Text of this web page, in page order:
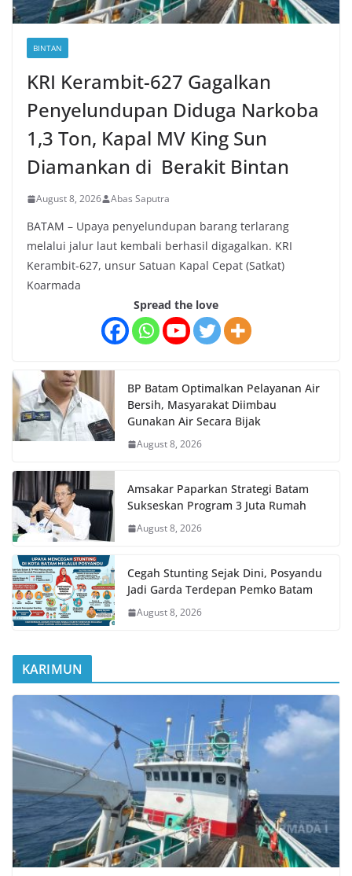
BINTAN
KRI Kerambit-627 Gagalkan
Penyelundupan Diduga Narkoba
1,3 Ton, Kapal MV King Sun
Diamankan di Berakit Bintan
August 8, 2026 Abas Saputra
BATAM – Upaya penyelundupan barang terlarang
melalui jalur laut kembali berhasil digagalkan. KRI
Kerambit-627, unsur Satuan Kapal Cepat (Satkat)
Koarmada
Spread the love
BP Batam Optimalkan Pelayanan Air
Bersih, Masyarakat Diimbau
Gunakan Air Secara Bijak
August 8, 2026
Amsakar Paparkan Strategi Batam
Sukseskan Program 3 Juta Rumah
August 8, 2026
Cegah Stunting Sejak Dini, Posyandu
Jadi Garda Terdepan Pemko Batam
August 8, 2026
KARIMUN